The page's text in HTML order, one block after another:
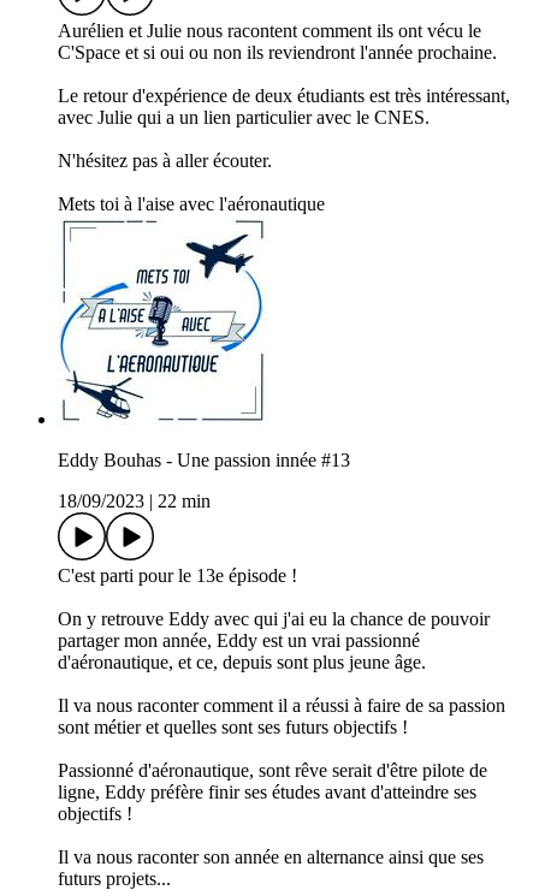
Aurélien et Julie nous racontent comment ils ont vécu le
C'Space et si oui ou non ils reviendront l'année prochaine.
Le retour d'expérience de deux étudiants est très intéressant,
avec Julie qui a un lien particulier avec le CNES.
N'hésitez pas à aller écouter.
Mets toi à l'aise avec l'aéronautique
Eddy Bouhas - Une passion innée #13
18/09/2023
22 min
C'est parti pour le 13e épisode !
On y retrouve Eddy avec qui j'ai eu la chance de pouvoir
partager mon année, Eddy est un vrai passionné
d'aéronautique, et ce, depuis sont plus jeune âge.
Il va nous raconter comment il a réussi à faire de sa passion
sont métier et quelles sont ses futurs objectifs !
Passionné d'aéronautique, sont rêve serait d'être pilote de
ligne, Eddy préfère finir ses études avant d'atteindre ses
objectifs !
Il va nous raconter son année en alternance ainsi que ses
futurs projets...